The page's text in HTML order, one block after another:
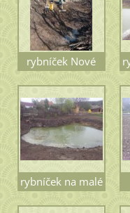
rybníček Nové
rybníček na malé